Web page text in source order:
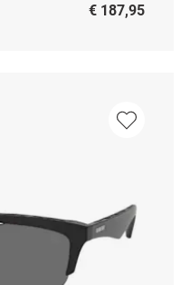
€ 187,95